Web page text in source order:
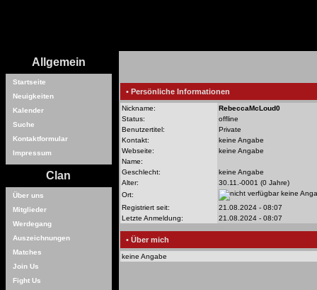
Allgemein
Startseite
Neuigkeiten
Kalender
Suche
Kontaktformular
Impressum
Clan
Über uns
Mitglieder
Werdegang
Auszeichnungen
Matches
Join Us
Fight Us
• Persönliche Informationen
Nickname:
RebeccaMcLoud0
Status:
offline
Benutzertitel:
Private
Kontakt:
keine Angabe
Webseite:
keine Angabe
Name:
Geschlecht:
keine Angabe
Alter:
30.11.-0001 (0 Jahre)
Ort:
keine
Registriert seit:
21.08.2024 - 08:07
Letzte Anmeldung:
21.08.2024 - 08:07
• Über mich
keine Angabe